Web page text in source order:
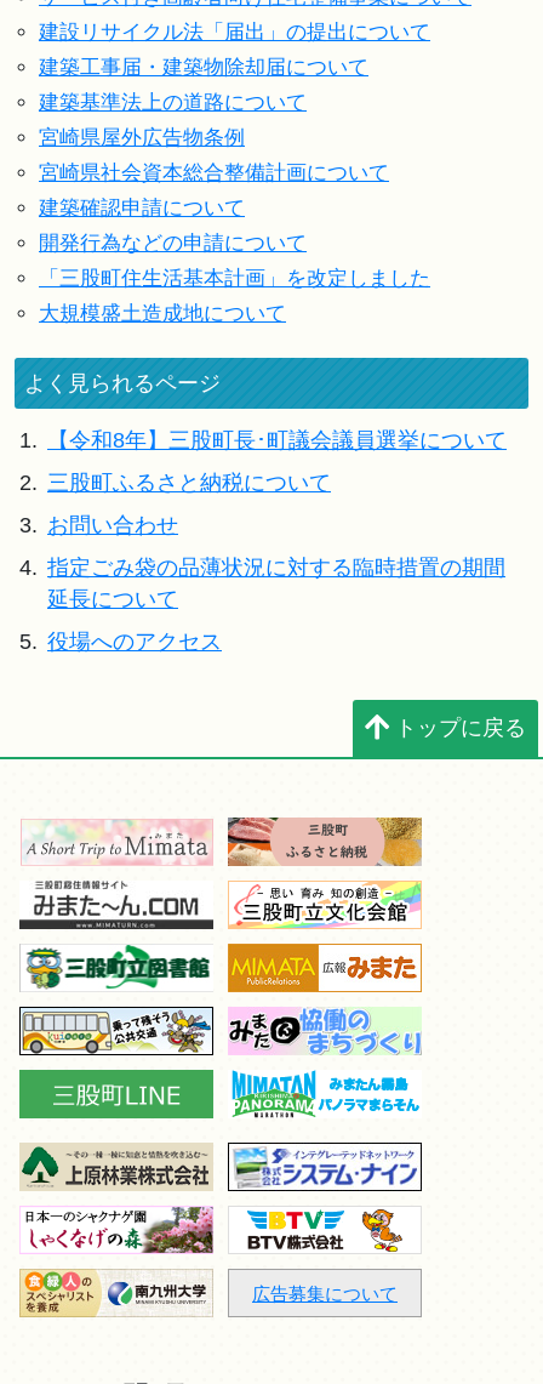
建設リサイクル法「届出」の提出について
建築工事届・建築物除却届について
建築基準法上の道路について
宮崎県屋外広告物条例
宮崎県社会資本総合整備計画について
建築確認申請について
開発行為などの申請について
「三股町住生活基本計画」を改定しました
大規模盛土造成地について
よく見られるページ
1.
【令和8年】三股町長･町議会議員選挙について
2. 三股町ふるさと納税について
3. お問い合わせ
4. 指定ごみ袋の品薄状況に対する臨時措置の期間
延長について
5. 役場へのアクセス
トップに戻る
広告募集について